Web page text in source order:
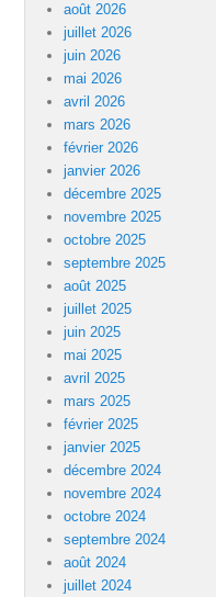
août 2026
juillet 2026
juin 2026
mai 2026
avril 2026
mars 2026
février 2026
janvier 2026
décembre 2025
novembre 2025
octobre 2025
septembre 2025
août 2025
juillet 2025
juin 2025
mai 2025
avril 2025
mars 2025
février 2025
janvier 2025
décembre 2024
novembre 2024
octobre 2024
septembre 2024
août 2024
juillet 2024